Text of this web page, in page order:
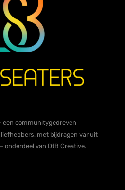
communitygedreven
met bijdragen vanuit
onderdeel van DtB Creative.